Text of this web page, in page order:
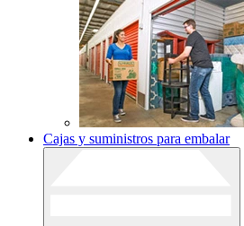
Cajas y suministros para embalar